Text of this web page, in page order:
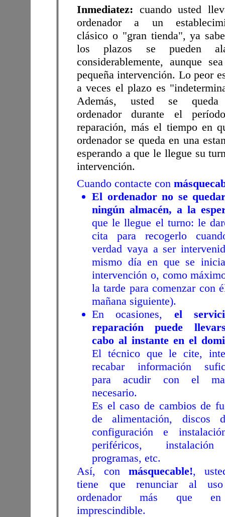
Inmediatez: cuando usted
ordenador a un
clásico o "gran tienda", ya
los plazos se pueden
considerablemente, aunque
pequeña intervención. Lo peor
a veces el plazo es
Además, usted se
ordenador durante el
reparación, más el tiempo en
ordenador se queda en una
esperando a que le llegue su
intervención.
Cuando contacte con
El ordenador no se
ningún almacén, a la
que le llegue el turno: le
cita para recogerlo
verdad vaya a ser
mismo día en que se
intervención o, como
la tarde para comenzar con
mañana siguiente).
En ocasiones, el
reparación puede
cabo al instante en el
El técnico que le cite,
recabar información
para acudir con el
necesario.
Es el caso de cambios de
de alimentación, discos
configuración e
periféricos,
programas, etc.
Así, con másquecable!,
tiene que renunciar al
ordenador más que
imprescindible.